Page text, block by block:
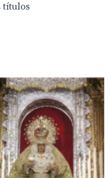
títulos